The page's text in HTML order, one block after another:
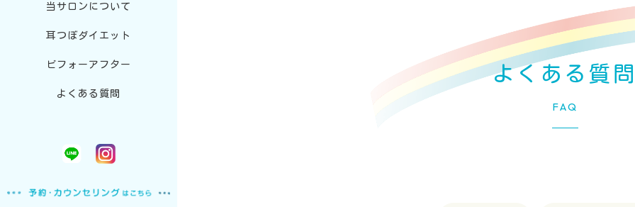
当サロンについて
耳つぼダイエット
ビフォーアフター
よくある質問
よくある質
FAQ